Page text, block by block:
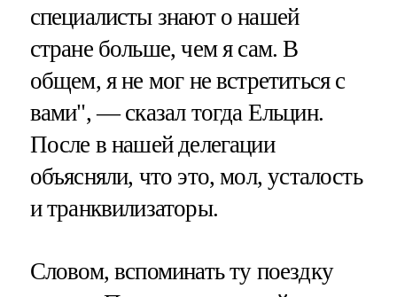
специалисты знают о нашей
стране больше, чем я сам. В
общем, я не мог не встретиться с
вами", — сказал тогда Ельцин.
После в нашей делегации
объясняли, что это, мол, усталость
и транквилизаторы.
Словом, вспоминать ту поездку